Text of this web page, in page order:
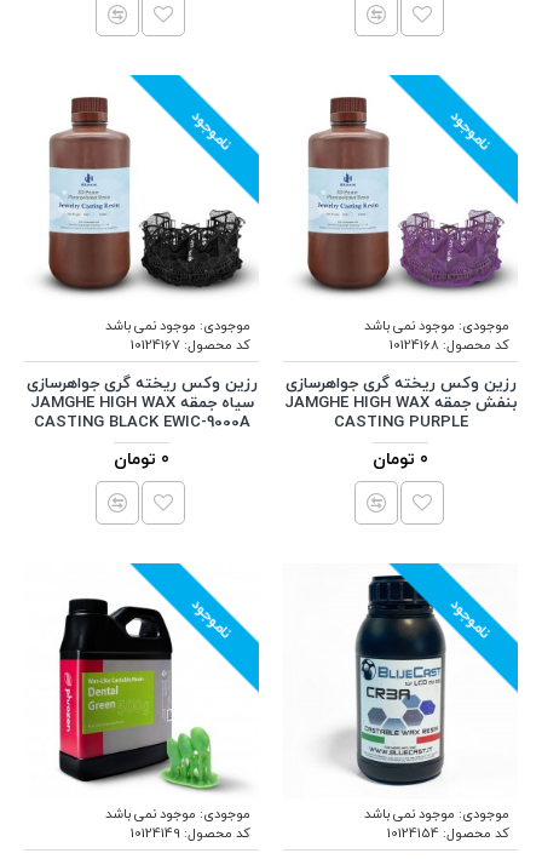
ناموجود
موجودی: موجود نمی باشد
کد محصول:10124168
رزین وکس ریخته گری جواهرسازی
بنفش جمقه JAMGHE HIGH WAX
CASTING PURPLE
0 تومان
ناموجود
موجودی: موجود نمی باشد
کد محصول:10124167
رزین وکس ریخته گری جواهرسازی
سیاه جمقه JAMGHE HIGH WAX
CASTING BLACK EWIC-9000A
0 تومان
ناموجود
موجودی: موجود نمی باشد
کد محصول:10124154
ناموجود
موجودی: موجود نمی باشد
کد محصول: 10124149